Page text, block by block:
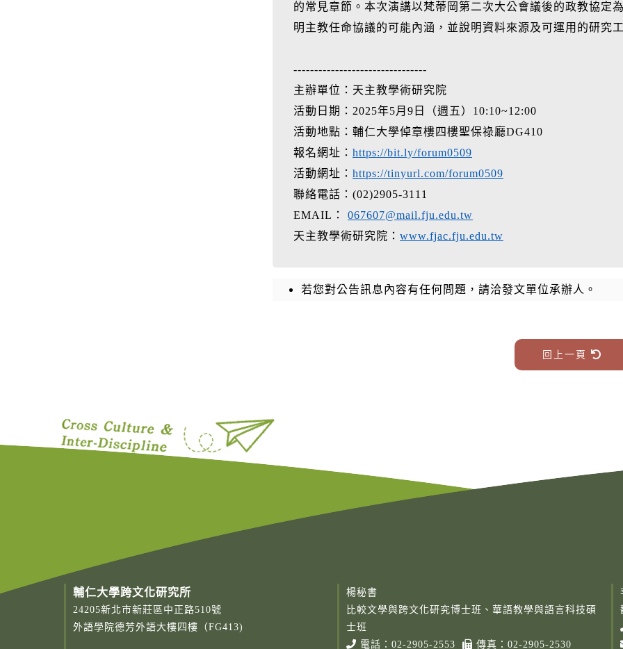
的常見章節。本次演講以梵蒂岡第二次大公會議後的政教協定
明主教任命協議的可能內涵，並說明資料來源及可運用的研究
--------------------------------
主辦單位：天主教學術研究院
活動日期：2025年5月9日（週五）10:10~12:00
活動地點：輔仁大學倬章樓四樓聖保祿廳DG410
報名網址： https://bit.ly/forum0509
活動網址： https://tinyurl.com/forum0509
聯絡電話：(02)2905-3111
EMAIL： 067607@mail.fju.edu.tw
天主教學術研究院： www.fjac.fju.edu.tw
若您對公告訊息內容有任何問題，請洽發文單位承辦人。
回上一頁
輔仁大學跨文化研究所
24205新北市新莊區中正路510號
外語學院德芳外語大樓四樓（FG413)
楊秘書
比較文學與跨文化研究博士班、華語教學與語言科技碩
士班
電話：02-2905-2553 傳真：02-2905-2530